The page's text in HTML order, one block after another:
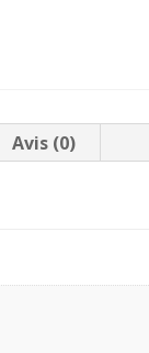
Avis (0)